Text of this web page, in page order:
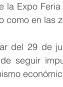
como en las
del 29 de
seguir